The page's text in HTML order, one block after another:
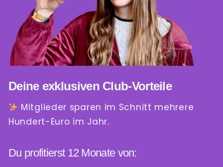
Deine exklusiven Club-Vorteile
Mitglieder sparen im Schnitt mehrere
Hundert-Euro im Jahr.
Du profitierst 12 Monate von: